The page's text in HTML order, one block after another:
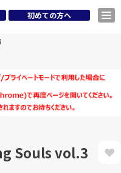
初めての方へ
Souls vol.3